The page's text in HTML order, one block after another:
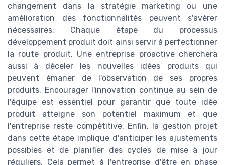
changement dans la stratégie marketing ou une
amélioration des fonctionnalités peuvent s'avérer
nécessaires. Chaque étape du processus
développement produit doit ainsi servir à perfectionner
la route produit. Une entreprise proactive cherchera
aussi à déceler les nouvelles idées produits qui
peuvent émaner de l'observation de ses propres
produits. Encourager l'innovation continue au sein de
l'équipe est essentiel pour garantir que toute idée
produit atteigne son potentiel maximum et que
l'entreprise reste compétitive. Enfin, la gestion projet
dans cette étape implique d'anticiper les ajustements
possibles et de planifier des cycles de mise à jour
réguliers. Cela permet à l'entreprise d'être en phase